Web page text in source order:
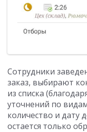
Сотрудники
заказ, выбирают
из списка
уточнений по
количество и дату
остается только